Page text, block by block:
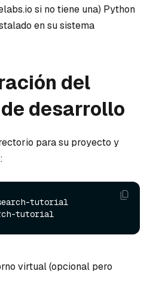
si no tiene una) Python
en su sistema
del
desarrollo
para su proyecto y
tutorial
virtual (opcional pero